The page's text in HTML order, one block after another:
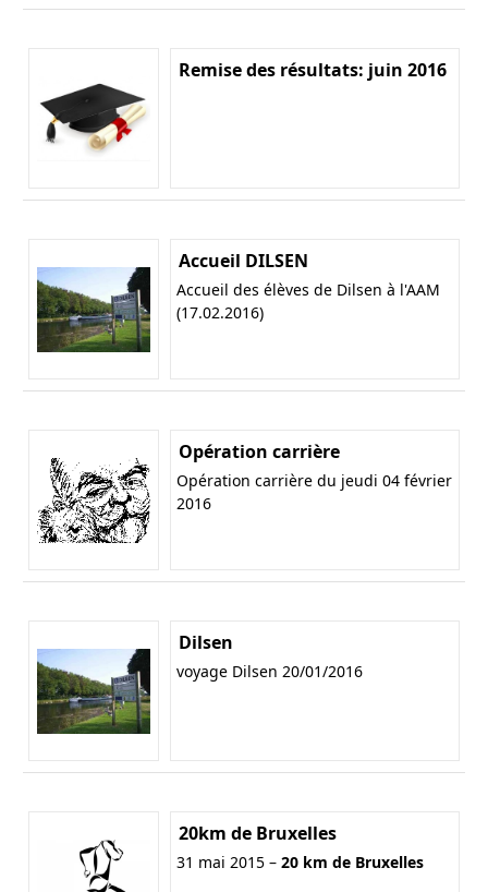
Remise des résultats: juin 2016
Accueil DILSEN
Accueil des élèves de Dilsen à l'AAM
(17.02.2016)
Opération carrière
Opération carrière du jeudi 04 février
2016
Dilsen
voyage Dilsen 20/01/2016
20km de Bruxelles
31 mai 2015 – 20 km de Bruxelles